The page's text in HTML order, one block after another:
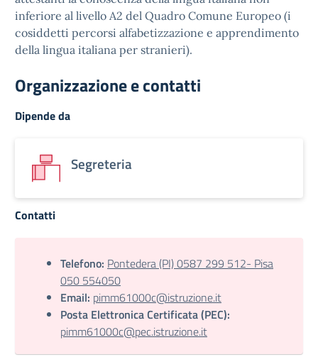
inferiore al livello A2 del Quadro Comune Europeo (i
cosiddetti percorsi alfabetizzazione e apprendimento
della lingua italiana per stranieri).
Organizzazione e contatti
Dipende da
Segreteria
Contatti
Telefono: Pontedera (PI) 0587 299 512- Pisa
050 554050
Email: pimm61000c@istruzione.it
Posta Elettronica Certificata (PEC):
pimm61000c@pec.istruzione.it